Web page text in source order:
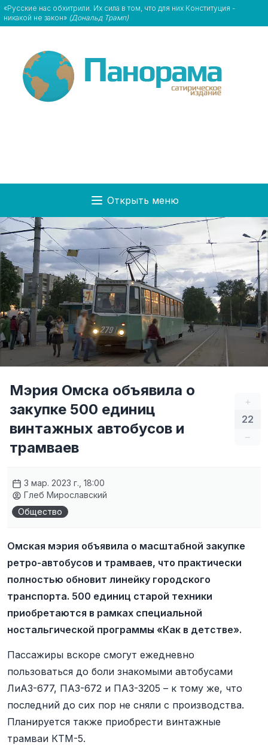
«Русские нас обхитрили. Их сила в том, что для них Конституция -
никакой не закон» (Дональд Трамп)
Открыть меню
+
22
–
Мэрия Омска объявила о
закупке 500 единиц
винтажных автобусов и
трамваев
3 мар. 2023 г., 18:00
Глеб Мирославский
Общество
Омская мэрия объявила о масштабной закупке
ретро-автобусов и трамваев, что практически
полностью обновит линейку городского
транспорта. 500 единиц старой техники
приобретаются в рамках специальной
ностальгической программы «Как в детстве».
Пассажиры вскоре смогут ежедневно
пользоваться до боли знакомыми автобусами
ЛиАЗ-677, ПАЗ-672 и ПАЗ-3205 – к тому же, что
последний до сих пор не сняли с производства.
Планируется также приобрести винтажные
трамваи КТМ-5.